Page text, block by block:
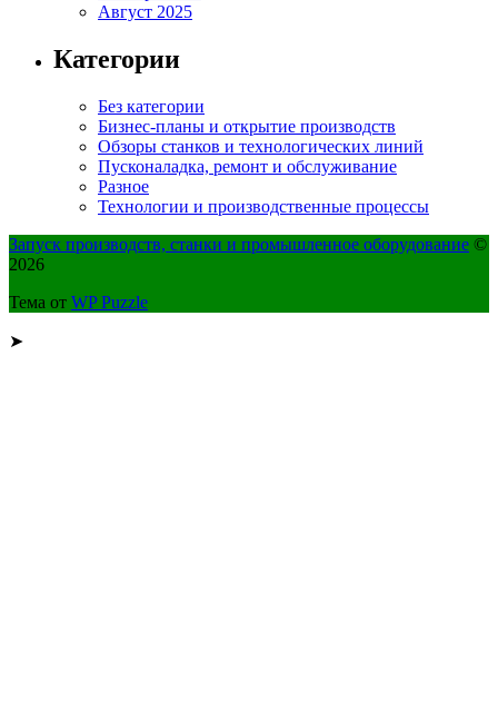
Август 2025
Категории
Без категории
Бизнес-планы и открытие производств
Обзоры станков и технологических линий
Пусконаладка, ремонт и обслуживание
Разное
Технологии и производственные процессы
Запуск производств, станки и промышленное оборудование ©
2026
Тема от WP Puzzle
➤